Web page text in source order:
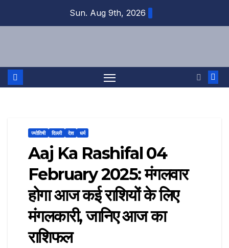
Sun. Aug 9th, 2026
ज्योतिषी दिल्ली देश धर्म
Aaj Ka Rashifal 04
February 2025: मंगलवार
होगा आज कई राशियों के लिए
मंगलकारी, जानिए आज का
राशिफल